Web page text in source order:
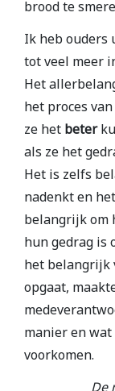
brood te
Ik heb ouders
tot veel meer
Het
het proces van
ze het beter
als ze het
Het is zelfs
nadenkt en
belangrijk om
hun gedrag is
het belangrijk
opgaat,
manier en
voorkomen.
De